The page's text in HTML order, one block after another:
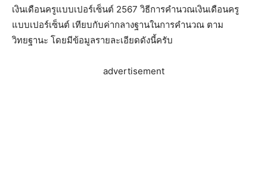
เงินเดือนครูแบบเปอร์เซ็นต์ 2567 วิธีการคำนวณเงินเดือนครู
แบบเปอร์เซ็นต์ เทียบกับค่ากลางฐานในการคำนวณ ตาม
วิทยฐานะ โดยมีข้อมูลรายละเอียดดังนี้ครับ
advertisement